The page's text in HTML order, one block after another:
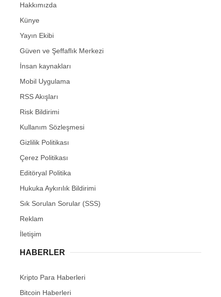
Hakkımızda
Künye
Yayın Ekibi
Güven ve Şeffaflık Merkezi
İnsan kaynakları
Mobil Uygulama
RSS Akışları
Risk Bildirimi
Kullanım Sözleşmesi
Gizlilik Politikası
Çerez Politikası
Editöryal Politika
Hukuka Aykırılık Bildirimi
Sık Sorulan Sorular (SSS)
Reklam
İletişim
HABERLER
Kripto Para Haberleri
Bitcoin Haberleri